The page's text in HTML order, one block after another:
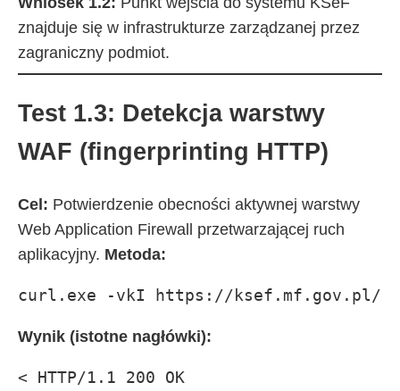
znajduje się w infrastrukturze zarządzanej przez
zagraniczny podmiot.
Test 1.3: Detekcja warstwy
WAF (fingerprinting HTTP)
Cel: Potwierdzenie obecności aktywnej warstwy
Web Application Firewall przetwarzającej ruch
aplikacyjny. Metoda:
curl.exe -vkI https://ksef.mf.gov.pl/
Wynik (istotne nagłówki):
< HTTP/1.1 200 OK